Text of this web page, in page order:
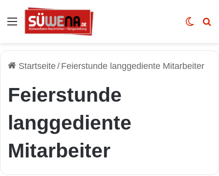
Auswahl Skin
Startseite/ Feierstunde langgediente Mitarbeiter
Feierstunde
langgediente
Mitarbeiter